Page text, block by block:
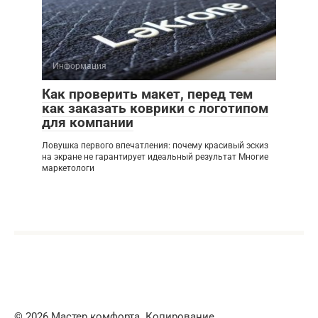
Информация
Как проверить макет, перед тем
как заказать коврики с логотипом
для компании
Ловушка первого впечатления: почему красивый эскиз
на экране не гарантирует идеальный результат Многие
маркетологи